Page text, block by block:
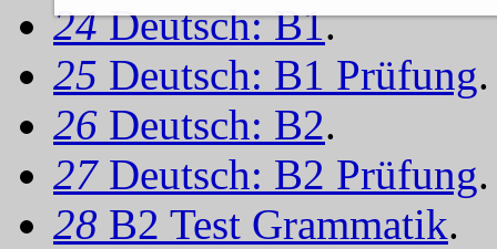
24Deutsch: B1.
25 Deutsch: B1 Prüfung.
26 Deutsch: B2.
27 Deutsch: B2 Prüfung.
28 B2 Test Grammatik.